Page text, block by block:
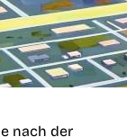
nach der